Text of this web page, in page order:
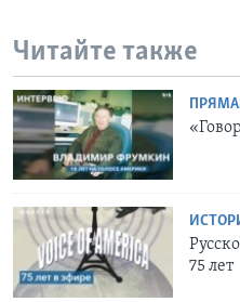
Читайте также
75 лет